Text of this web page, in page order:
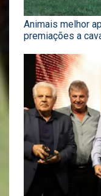
Animais melhor
premiações a